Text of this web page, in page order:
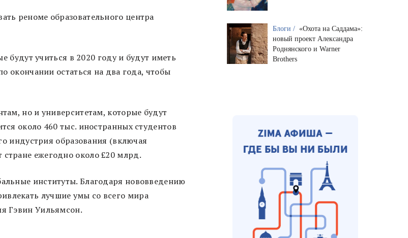
реноме образовательного центра
будут учиться в 2020 году и будут иметь
окончании остаться на два года, чтобы
но и университетам, которые будут
около 460 тыс. иностранных студентов
индустрия образования (включая
ежегодно около £20 млрд.
институты. Благодаря нововведению
лучшие умы со всего мира
Гэвин Уильямсон.
Блоги / «Охота на Саддама»:
новый проект Александра
Роднянского и Warner
Brothers